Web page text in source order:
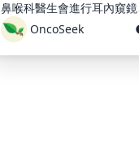
鼻喉科醫生會進行耳內窺鏡
像檢查，以確定腫瘤範圍
耳或顱底。 治療：早期外
除或放射治療；若侵犯範
OncoSeek